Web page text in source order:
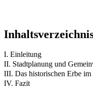
I. Einleitung
II. Stadtplanung und
III. Das historischen Erbe im
IV. Fazit